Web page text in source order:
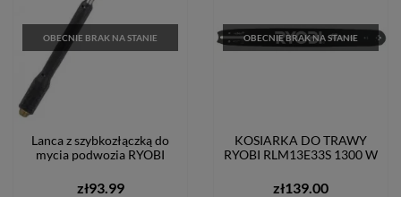
OBECNIE BRAK NA STANIE
Lanca z szybkozłączką do
mycia podwozia RYOBI
zł93.99
OBECNIE BRAK NA STANIE
KOSIARKA DO TRAWY
RYOBI RLM13E33S 1300 W
zł139.00